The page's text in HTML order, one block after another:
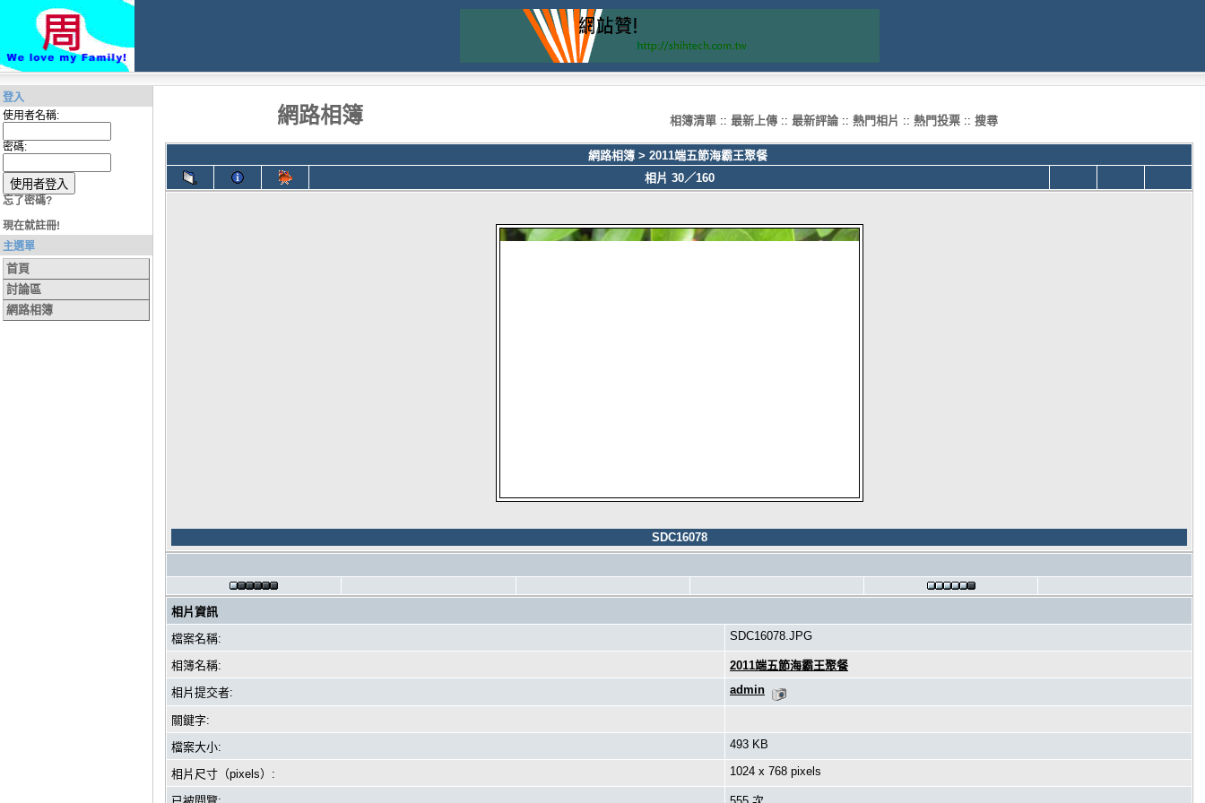
登入
使用者名稱:
密碼:
忘了密碼?
現在就註冊!
主選單
首頁
討論區
網路相簿
網路相簿 相簿清單 :: 最新上傳 :: 最新評論 :: 熱門相片 :: 熱門投票 :: 搜尋
網路相簿> 2011端五節海霸王聚餐
相片 30／160
SDC16078
相片資訊
檔案名稱:
SDC16078.JPG
相簿名稱:
2011端五節海霸王聚餐
相片提交者:
admin
關鍵字:
檔案大小:
493 KB
相片尺寸（pixels）: 1024 x 768 pixels